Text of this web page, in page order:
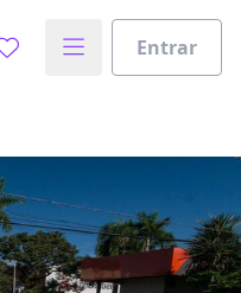
Entrar
Paulo, SP.
nenhuma